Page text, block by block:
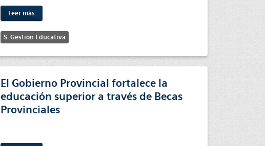
Leer más
S. Gestión Educativa
El Gobierno Provincial fortalece la
educación superior a través de Becas
Provinciales